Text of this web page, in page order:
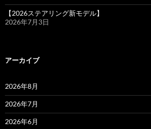
【2026ステアリング新モデル】
2026年7月3日
アーカイブ
2026年8月
2026年7月
2026年6月